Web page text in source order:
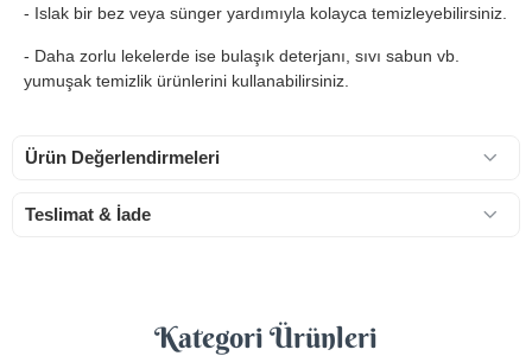
- Islak bir bez veya sünger yardımıyla kolayca temizleyebilirsiniz.
- Daha zorlu lekelerde ise bulaşık deterjanı, sıvı sabun vb.
yumuşak temizlik ürünlerini kullanabilirsiniz.
Ürün Değerlendirmeleri
Teslimat & İade
Kategori Ürünleri